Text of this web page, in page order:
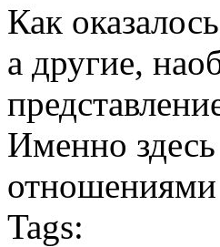
Как
а другие,
Именно
Tags: